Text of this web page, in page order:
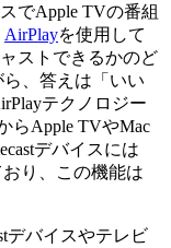
でApple TVの番組
AirPlayを使用して
ストできるかのど
、答えは「いい
テクノロジー
らApple TVやMac
デバイスには
り、この機能は
デバイスやテレビ